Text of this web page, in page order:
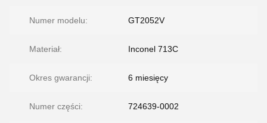
Numer modelu: GT2052V
Materiał: Inconel 713C
Okres gwarancji: 6 miesięcy
Numer części: 724639-0002